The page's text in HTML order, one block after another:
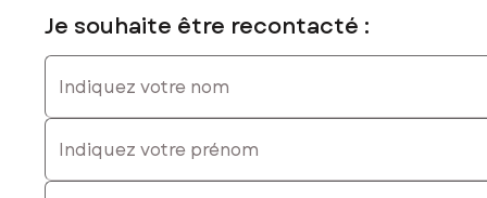
votre demande !
36mn de Valenciennes, 46 minutes de Cambrai, 53min de
Saint-Quentin, 1h de Lille, 2h30 de Paris.
médicale, centre de beauté, micro-crèche, menuisier, vélo-
route, artisanat, collectionneur de voitures. Pour certaines
Je souhaite être recontacté :
Indiquez votre nom
Indiquez votre prénom
E-mail